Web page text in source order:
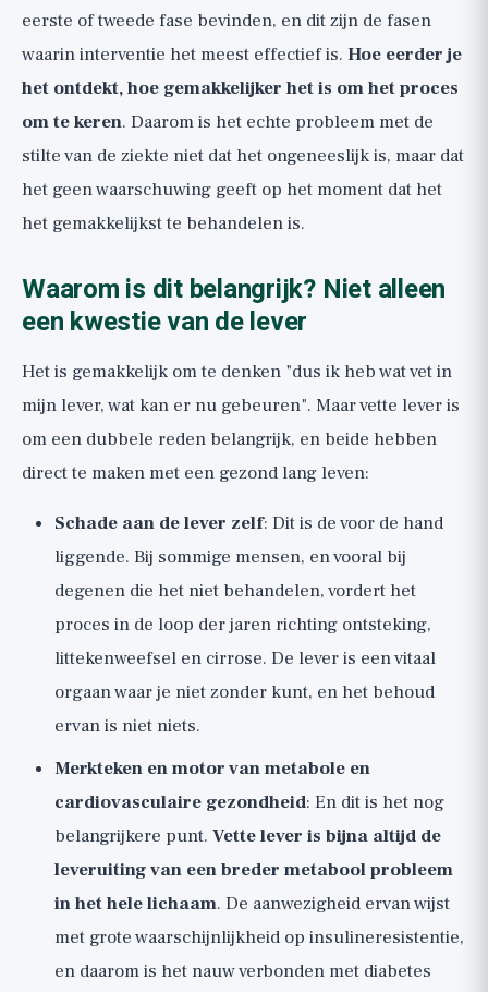
eerste of tweede fase bevinden, en dit zijn de fasen
waarin interventie het meest effectief is. Hoe eerder je
het ontdekt, hoe gemakkelijker het is om het proces
om te keren. Daarom is het echte probleem met de
stilte van de ziekte niet dat het ongeneeslijk is, maar dat
het geen waarschuwing geeft op het moment dat het
het gemakkelijkst te behandelen is.
Waarom is dit belangrijk? Niet alleen
een kwestie van de lever
Het is gemakkelijk om te denken "dus ik heb wat vet in
mijn lever, wat kan er nu gebeuren". Maar vette lever is
om een dubbele reden belangrijk, en beide hebben
direct te maken met een gezond lang leven:
Schade aan de lever zelf: Dit is de voor de hand
liggende. Bij sommige mensen, en vooral bij
degenen die het niet behandelen, vordert het
proces in de loop der jaren richting ontsteking,
littekenweefsel en cirrose. De lever is een vitaal
orgaan waar je niet zonder kunt, en het behoud
ervan is niet niets.
Merkteken en motor van metabole en
cardiovasculaire gezondheid: En dit is het nog
belangrijkere punt. Vette lever is bijna altijd de
leveruiting van een breder metabool probleem
in het hele lichaam. De aanwezigheid ervan wijst
met grote waarschijnlijkheid op insulineresistentie,
en daarom is het nauw verbonden met diabetes